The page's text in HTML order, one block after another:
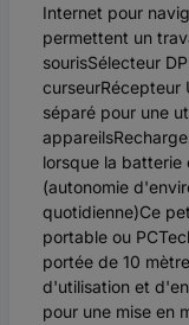
Internet pour
permettent un
sourisSélecteur
curseurRécepteur
séparé pour une
lorsque la
(autonomie
quotidienne)Ce
portable ou
portée de 10
d'utilisation et
pour une mise en